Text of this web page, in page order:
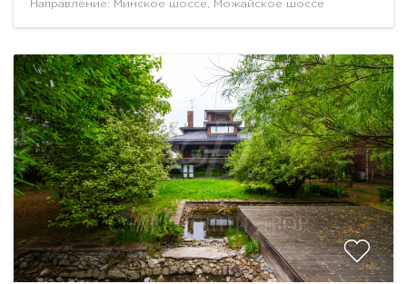
Направление: Минское шоссе, Можайское шоссе